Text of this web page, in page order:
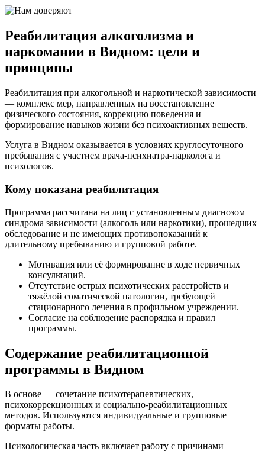
Реабилитация алкоголизма и
наркомании в Видном: цели и
принципы
Реабилитация при алкогольной и наркотической зависимости
— комплекс мер, направленных на восстановление
физического состояния, коррекцию поведения и
формирование навыков жизни без психоактивных веществ.
Услуга в Видном оказывается в условиях круглосуточного
пребывания с участием врача-психиатра-нарколога и
психологов.
Кому показана реабилитация
Программа рассчитана на лиц с установленным диагнозом
синдрома зависимости (алкоголь или наркотики), прошедших
обследование и не имеющих противопоказаний к
длительному пребыванию и групповой работе.
Мотивация или её формирование в ходе первичных
консультаций.
Отсутствие острых психотических расстройств и
тяжёлой соматической патологии, требующей
стационарного лечения в профильном учреждении.
Согласие на соблюдение распорядка и правил
программы.
Содержание реабилитационной
программы в Видном
В основе — сочетание психотерапевтических,
психокоррекционных и социально-реабилитационных
методов. Используются индивидуальные и групповые
форматы работы.
Психологическая часть включает работу с причинами